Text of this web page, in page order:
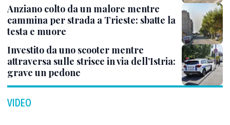
Anziano colto da un malore mentre
cammina per strada a Trieste: sbatte la
testa e muore
Investito da uno scooter mentre
attraversa sulle strisce in via dell’Istria:
grave un pedone
VIDEO